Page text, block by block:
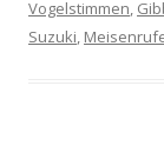
Vogelstimmen,
Suzuki,